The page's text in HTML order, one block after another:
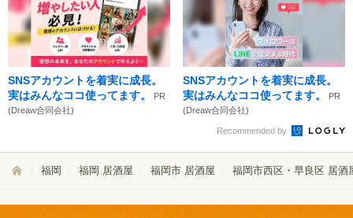
SNSアカウントを着実に成長。
実はみんなココ使ってます。
PR
(Dreaw合同会社)
SNSアカウントを着実に成長。
実はみんなココ使ってます。
PR
(Dreaw合同会社)
Recommended by
福岡 福岡 居酒屋 福岡市 居酒屋 福岡市西区・早良区 居酒